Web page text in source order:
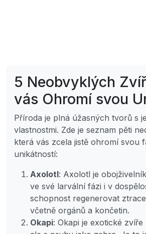
5 Neobvyklých
vás Ohromí svou
Příroda je plná úžasných tvorů s
vlastnostmi. Zde je seznam pěti
která vás zcela jistě ohromí svou
unikátností:
Axolotl: Axolotl je
ve své larvální fázi i v
schopnost regenerovat
včetně orgánů a končetin.
Okapi: Okapi je exotické